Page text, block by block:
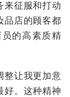
来征服和打动
品店的顾客都
的高素质精
整让我更加意
好。这种精神